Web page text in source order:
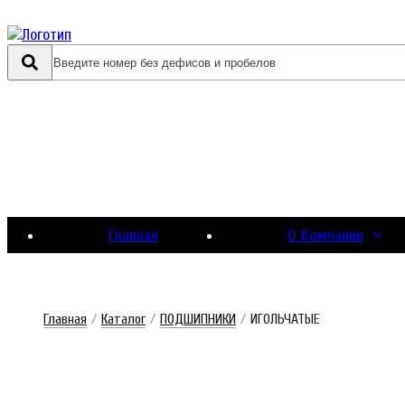
Главная О Компании
Главная / Каталог / ПОДШИПНИКИ / ИГОЛЬЧАТЫЕ